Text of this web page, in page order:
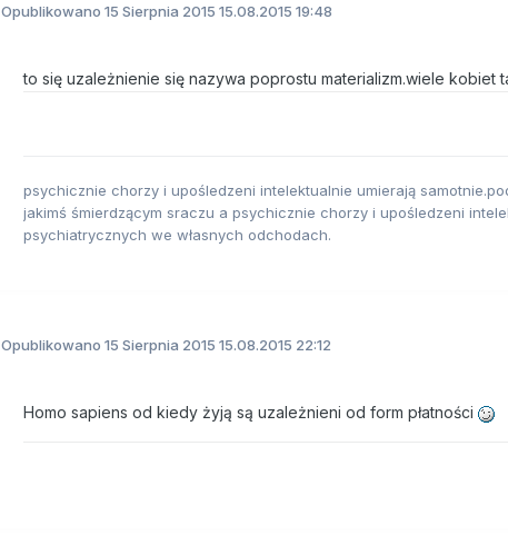
Opublikowano 15 Sierpnia 2015 15.08.2015 19:48
to się uzależnienie się nazywa poprostu materializm.wiele kobiet
psychicznie chorzy i upośledzeni intelektualnie umierają
jakimś śmierdzącym sraczu a psychicznie chorzy i upośledzeni
psychiatrycznych we własnych odchodach.
Opublikowano 15 Sierpnia 2015 15.08.2015 22:12
Homo sapiens od kiedy żyją są uzależnieni od form płatności